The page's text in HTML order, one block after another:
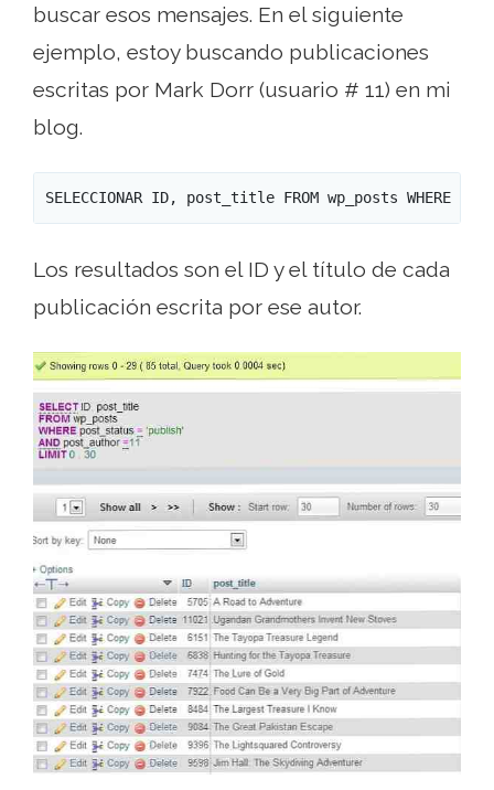
buscar esos mensajes. En el siguiente
ejemplo, estoy buscando publicaciones
escritas por Mark Dorr (usuario # 11) en mi
blog.
SELECCIONAR ID, post_title FROM wp_posts
Los resultados son el ID y el título de cada
publicación escrita por ese autor.